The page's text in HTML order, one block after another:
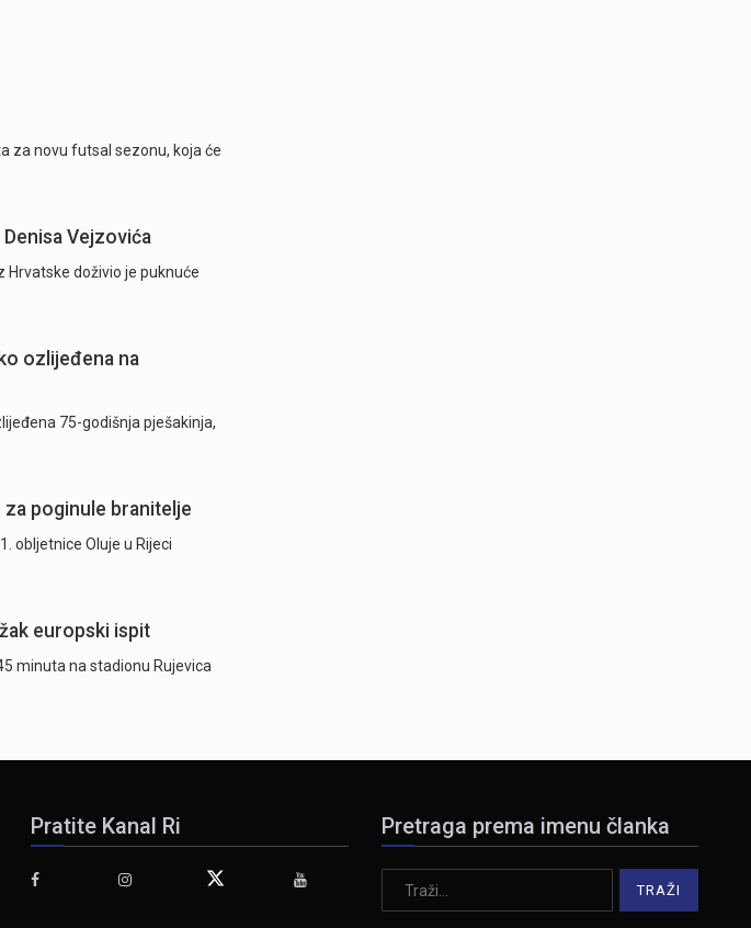
za novu futsal sezonu, koja će
Vejzovića
doživio je puknuće
ozlijeđena na
75-godišnja pješakinja,
za poginule branitelje
obljetnice Oluje u Rijeci
europski ispit
minuta na stadionu Rujevica
Pratite Kanal Ri Pretraga prema imenu članka